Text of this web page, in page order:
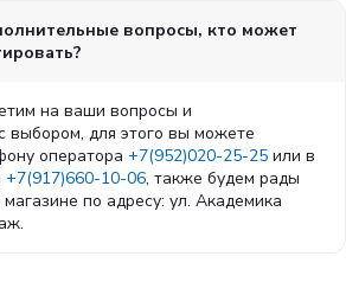
вопросы, кто может
на ваши вопросы и
выбором, для этого вы можете
оператора +7(952)020-25-25 или в
+7(917)660-10-06, также будем рады
по адресу: ул. Академика